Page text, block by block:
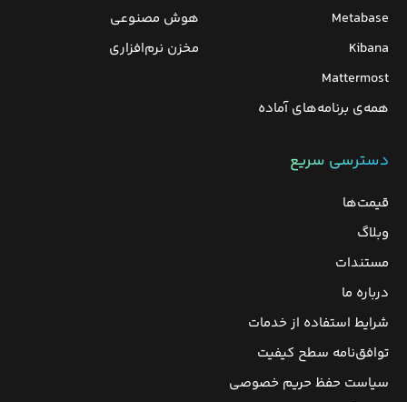
Metabase
Kibana
Mattermost
همه‌ی برنامه‌های آماده
هوش مصنوعی
مخزن نرم‌افزاری
دسترسی سریع
قیمت‌ها
وبلاگ
مستندات
درباره ما
شرایط استفاده از خدمات
توافق‌نامه سطح کیفیت
سیاست حفظ حریم خصوصی